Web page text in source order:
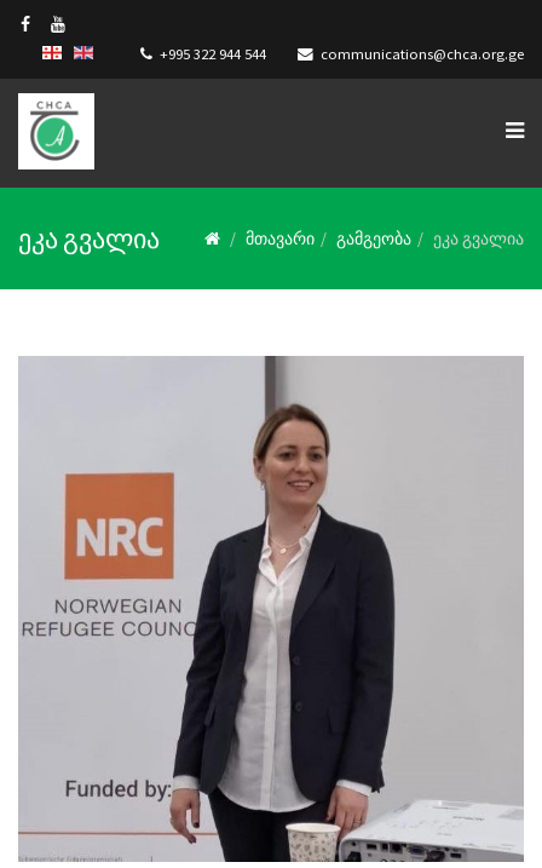
+995 322 944 544 communications@chca.org.ge
ეკა გვალია მთავარი გამგეობა ეკა გვალია